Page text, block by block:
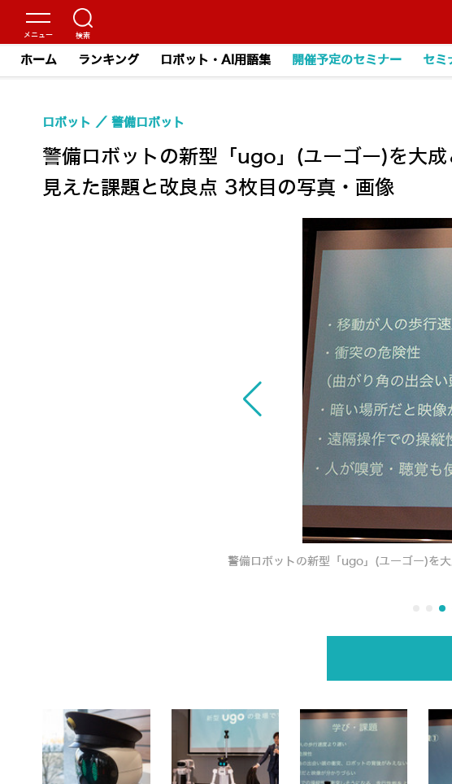
ホーム ランキング ロボット・AI用語集 開催予定のセミナー セミ
警備ロボットの新型「ugo」(ユーゴー)を大
見えた課題と改良点 3枚目の写真・画像
ロボット 警備ロボット
警備ロボットの新型「ugo」(ユーゴー)を